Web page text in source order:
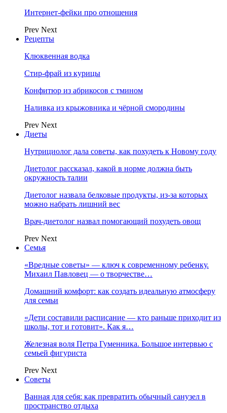
Интернет-фейки про отношения
Prev Next
Рецепты
Клюквенная водка
Стир-фрай из курицы
Конфитюр из абрикосов с тмином
Наливка из крыжовника и чёрной смородины
Prev Next
Диеты
Нутрициолог дала советы, как похудеть к Новому году
Диетолог рассказал, какой в норме должна быть
окружность талии
Диетолог назвала белковые продукты, из-за которых
можно набрать лишний вес
Врач-диетолог назвал помогающий похудеть овощ
Prev Next
Семья
«Вредные советы» — ключ к современному ребенку.
Михаил Павловец — о творчестве…
Домашний комфорт: как создать идеальную атмосферу
для семьи
«Дети составили расписание — кто раньше приходит из
школы, тот и готовит». Как я…
Железная воля Петра Гуменника. Большое интервью с
семьей фигуриста
Prev Next
Советы
Ванная для себя: как превратить обычный санузел в
пространство отдыха